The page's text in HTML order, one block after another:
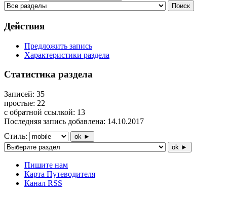
Поиск
Действия
Предложить запись
Характеристики раздела
Статистика раздела
Записей: 35
простые: 22
с обратной ссылкой: 13
Последняя запись добавлена: 14.10.2017
Стиль:
ok ►
ok ►
Пишите нам
Карта Путеводителя
Канал RSS